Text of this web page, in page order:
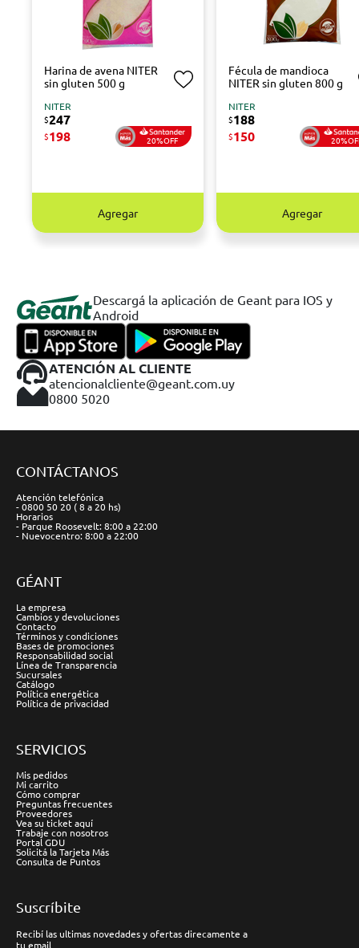
Harina de avena NITER
sin gluten 500 g
NITER
$247
$198 20%OFF
Agregar
Fécula de mandioca
NITER sin gluten 800 g
NITER
$188
$150
Agregar
Descargá la aplicación de Geant para IOS y
Android
ATENCIÓN AL CLIENTE
atencionalcliente@geant.com.uy
0800 5020
CONTÁCTANOS
Atención telefónica
- 0800 50 20 ( 8 a 20 hs)
Horarios
- Parque Roosevelt: 8:00 a 22:00
- Nuevocentro: 8:00 a 22:00
GÉANT
La empresa
Cambios y devoluciones
Contacto
Términos y condiciones
Bases de promociones
Responsabilidad social
Línea de Transparencia
Sucursales
Catálogo
Política energética
Política de privacidad
SERVICIOS
Mis pedidos
Mi carrito
Cómo comprar
Preguntas frecuentes
Proveedores
Vea su ticket aquí
Trabaje con nosotros
Portal GDU
Solicitá la Tarjeta Más
Consulta de Puntos
Suscríbite
Recibí las ultimas novedades y ofertas direcamente a
tu email